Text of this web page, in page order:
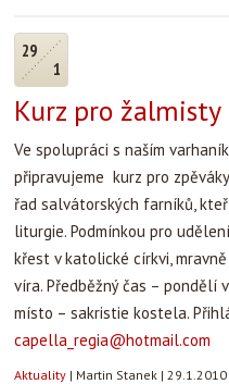
29
1
Kurz pro žalmisty
Ve spolupráci s naším
připravujeme kurz pro
řad salvátorských farníků,
liturgie. Podmínkou pro
křest v katolické církvi,
víra. Předběžný čas – pondělí
místo – sakristie kostela.
capella_regia@hotmail.com
Aktuality | Martin Stanek | 29.1.2010